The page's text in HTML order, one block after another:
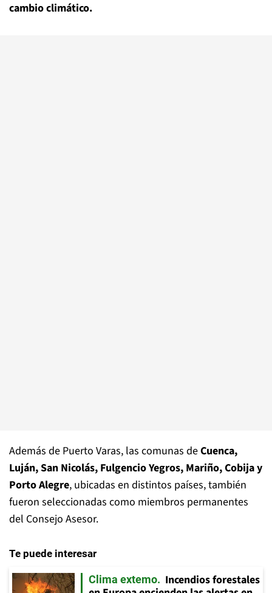
cambio climático.
Además de Puerto Varas, las comunas deCuenca,
Luján, San Nicolás, Fulgencio Yegros, Mariño, Cobija y
Porto Alegre, ubicadas en distintos países, también
fueron seleccionadas como miembros permanentes
del Consejo Asesor.
Te puede interesar
Clima extemo
Incendios forestales